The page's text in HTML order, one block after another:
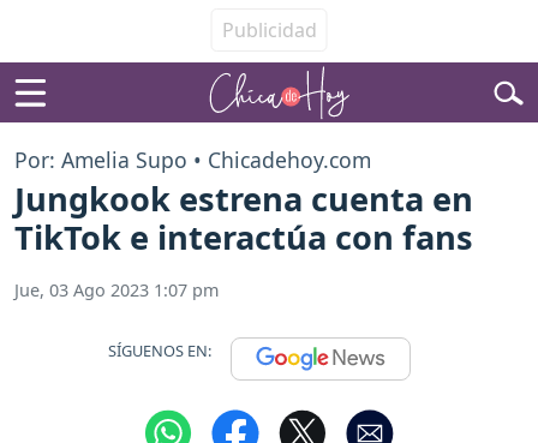
Por: Amelia Supo • Chicadehoy.com
Jungkook estrena cuenta en
TikTok e interactúa con fans
Jue, 03 Ago 2023 1:07 pm
SÍGUENOS EN: